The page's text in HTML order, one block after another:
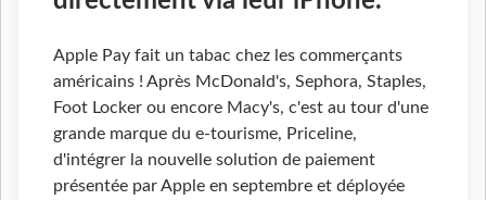
Apple Pay fait un tabac chez les commerçants
américains ! Après McDonald's, Sephora, Staples,
Foot Locker ou encore Macy's, c'est au tour d'une
grande marque du e-tourisme, Priceline,
d'intégrer la nouvelle solution de paiement
présentée par Apple en septembre et déployée